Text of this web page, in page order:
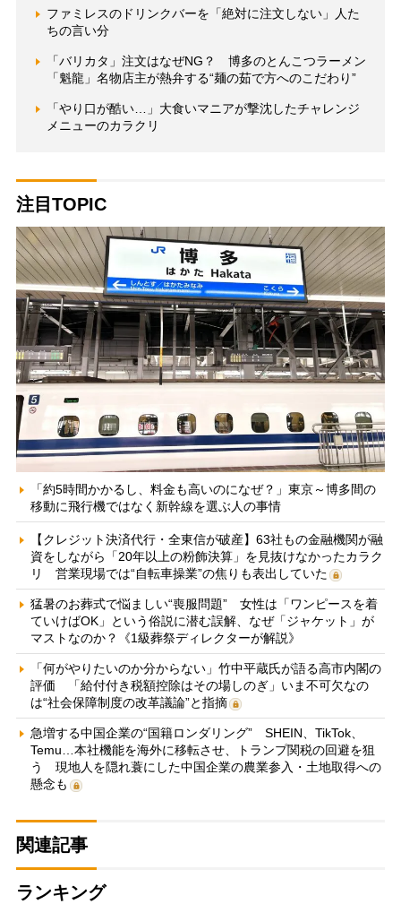
ファミレスのドリンクバーを「絶対に注文しない」人た
ちの言い分
「バリカタ」注文はなぜNG？ 博多のとんこつラーメン
「魁龍」名物店主が熱弁する“麺の茹で方へのこだわり”
「やり口が酷い…」大食いマニアが撃沈したチャレンジ
メニューのカラクリ
注目TOPIC
「約5時間かかるし、料金も高いのになぜ？」東京～博多間の
移動に飛行機ではなく新幹線を選ぶ人の事情
【クレジット決済代行・全東信が破産】63社もの金融機関が融
資をしながら「20年以上の粉飾決算」を見抜けなかったカラク
リ 営業現場では“自転車操業”の焦りも表出していた
猛暑のお葬式で悩ましい“喪服問題” 女性は「ワンピースを着
ていけばOK」という俗説に潜む誤解、なぜ「ジャケット」が
マストなのか？《1級葬祭ディレクターが解説》
「何がやりたいのか分からない」竹中平蔵氏が語る高市内閣の
評価 「給付付き税額控除はその場しのぎ」いま不可欠なの
は“社会保障制度の改革議論”と指摘
急増する中国企業の“国籍ロンダリング” SHEIN、TikTok、
Temu…本社機能を海外に移転させ、トランプ関税の回避を狙
う 現地人を隠れ蓑にした中国企業の農業参入・土地取得への
懸念も
関連記事
ランキング